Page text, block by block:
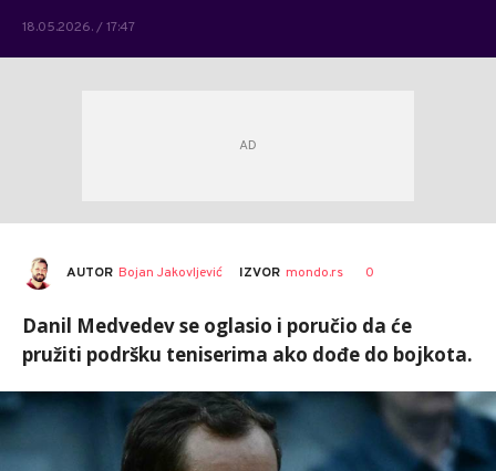
18.05.2026. / 17:47
AUTOR Bojan Jakovljević IZVOR mondo.rs 0
Danil Medvedev se oglasio i poručio da će
pružiti podršku teniserima ako dođe do bojkota.